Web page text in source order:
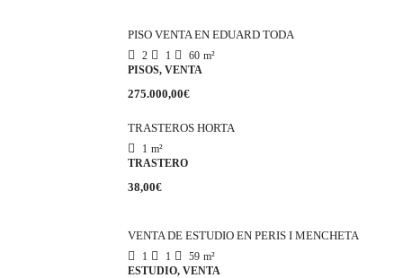
PISO VENTA EN EDUARD TODA
2 1 60 m²
PISOS, VENTA
275.000,00€
TRASTEROS HORTA
1 m²
TRASTERO
38,00€
VENTA DE ESTUDIO EN PERIS I MENCHETA
1 1 59 m²
ESTUDIO, VENTA